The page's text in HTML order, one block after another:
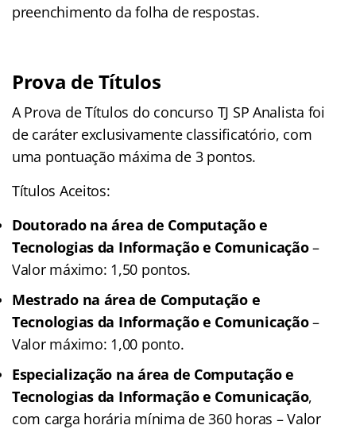
preenchimento da folha de respostas.
Prova de Títulos
A Prova de Títulos do concurso TJ SP Analista foi
de caráter exclusivamente classificatório, com
uma pontuação máxima de 3 pontos.
Títulos Aceitos:
Doutorado na área de Computação e
Tecnologias da Informação e Comunicação–
Valor máximo: 1,50 pontos.
Mestrado na área de Computação e
Tecnologias da Informação e Comunicação–
Valor máximo: 1,00 ponto.
Especialização na área de Computação e
Tecnologias da Informação e Comunicação,
com carga horária mínima de 360 horas – Valor